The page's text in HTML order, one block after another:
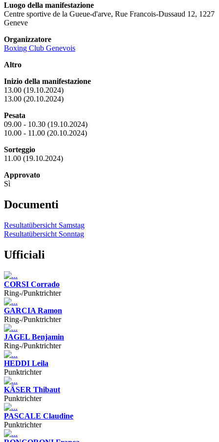
Luogo della manifestazione
Centre sportive de la Gueue-d'arve, Rue Francois-Dussaud 12, 1227
Geneve
Organizzatore
Boxing Club Genevois
Altro
Inizio della manifestazione
13.00 (19.10.2024)
13.00 (20.10.2024)
Pesata
09.00 - 10.30 (19.10.2024)
10.00 - 11.00 (20.10.2024)
Sorteggio
11.00 (19.10.2024)
Approvato
Sì
Documenti
Resultatübersicht Samstag
Resultatübersicht Sonntag
Ufficiali
CORSI Corrado
Ring-/Punktrichter
GARCIA Ramon
Ring-/Punktrichter
JAGEL Benjamin
Ring-/Punktrichter
HEDDI Leila
Punktrichter
KÄSER Thibaut
Punktrichter
PASCALE Claudine
Punktrichter